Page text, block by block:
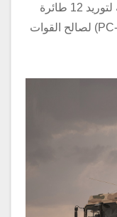
توقيع عقد مع وزارة الدفاع الإندونيسية لتوريد 12 طائرة
نقل خفيف من طراز “بي سي 24” (PC-24) لصالح القوات